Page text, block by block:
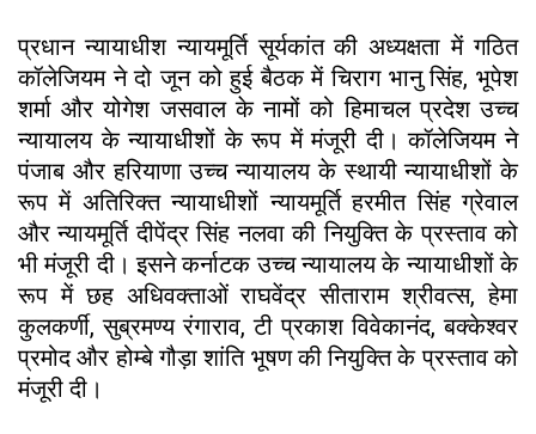
प्रधान न्यायाधीश न्यायमूर्ति सूर्यकांत की अध्यक्षता में गठित
कॉलेजियम ने दो जून को हुई बैठक में चिराग भानु सिंह, भूपेश
शर्मा और योगेश जसवाल के नामों को हिमाचल प्रदेश उच्च
न्यायालय के न्यायाधीशों के रूप में मंजूरी दी। कॉलेजियम ने
पंजाब और हरियाणा उच्च न्यायालय के स्थायी न्यायाधीशों के
रूप में अतिरिक्त न्यायाधीशों न्यायमूर्ति हरमीत सिंह ग्रेवाल
और न्यायमूर्ति दीपेंद्र सिंह नलवा की नियुक्ति के प्रस्ताव को
भी मंजूरी दी। इसने कर्नाटक उच्च न्यायालय के न्यायाधीशों के
रूप में छह अधिवक्ताओं राघवेंद्र सीताराम श्रीवत्स, हेमा
कुलकर्णी, सुब्रमण्य रंगाराव, टी प्रकाश विवेकानंद, बक्केश्वर
प्रमोद और होम्बे गौड़ा शांति भूषण की नियुक्ति के प्रस्ताव को
मंजूरी दी।